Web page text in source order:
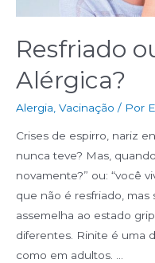
Resfriado
Alérgica?
Alergia Vacinação / Por
Crises de espirro, nariz
nunca teve? Mas,
novamente?” ou: “você
que não é resfriado, mas
assemelha ao estado
diferentes. Rinite é uma
como em adultos. …